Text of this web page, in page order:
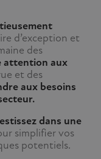
d’exception et
des
attention aux
et des
aux besoins
dans une
simplifier vos
potentiels.